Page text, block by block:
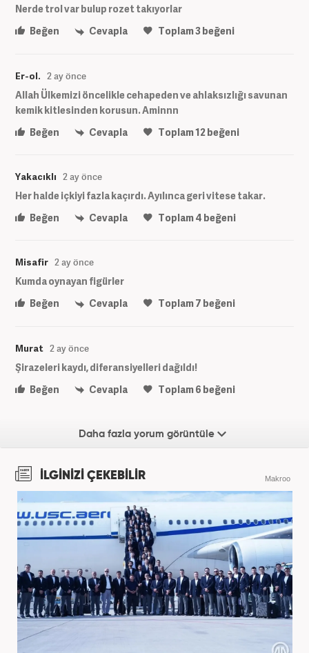
Nerde trol var bulup rozet takıyorlar
Beğen
Cevapla Toplam3beğeni
Er-ol. 2 ay önce
Allah Ülkemizi öncelikle cehapeden ve ahlaksızlığı savunan
kemik kitlesinden korusun. Aminnn
Beğen
Cevapla Toplam12 beğeni
Yakacıklı 2 ay önce
Her halde içkiyi fazla kaçırdı. Ayılınca geri vitese takar.
Beğen
Cevapla Toplam4 beğeni
Misafir 2 ay önce
Kumda oynayan figürler
Beğen
Cevapla Toplam7 beğeni
Murat 2 ay önce
Şirazeleri kaydı, diferansiyelleri dağıldı!
Beğen
Cevapla Toplam6 beğeni
Daha fazla yorum görüntüle
İLGİNİZİ ÇEKEBİLİR Makroo